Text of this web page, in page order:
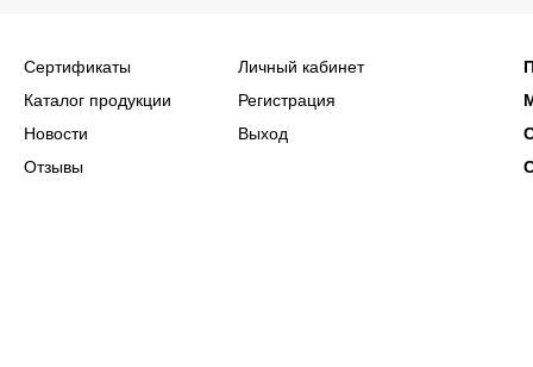
Сертификаты
Каталог продукции
Новости
Отзывы
Личный кабинет
Регистрация
Выход